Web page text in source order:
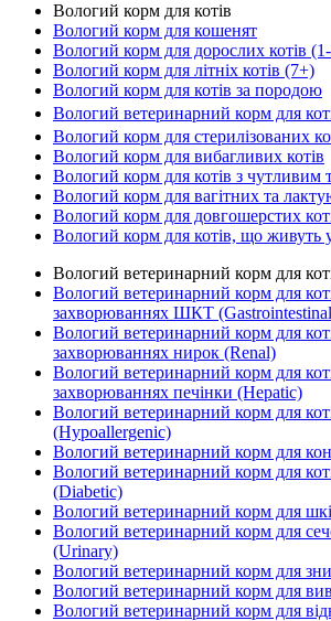
Вологий корм для котів
Вологий корм для кошенят
Вологий корм для дорослих котів
Вологий корм для літніх котів (7+)
Вологий корм для котів за породою
Вологий ветеринарний корм для
Вологий корм для стерилізованих
Вологий корм для вибагливих котів
Вологий корм для котів з чутливим
Вологий корм для вагітних та
Вологий корм для довгошерстих
Вологий корм для котів, що живуть
Вологий ветеринарний корм для
Вологий ветеринарний корм для
захворюваннях ШКТ
Вологий ветеринарний корм для
захворюваннях нирок (Renal)
Вологий ветеринарний корм для
захворюваннях печінки (Hepatic)
Вологий ветеринарний корм для
(Hypoallergenic)
Вологий ветеринарний корм для
Вологий ветеринарний корм для
(Diabetic)
Вологий ветеринарний корм для
Вологий ветеринарний корм для
(Urinary)
Вологий ветеринарний корм для
Вологий ветеринарний корм для
Вологий ветеринарний корм для